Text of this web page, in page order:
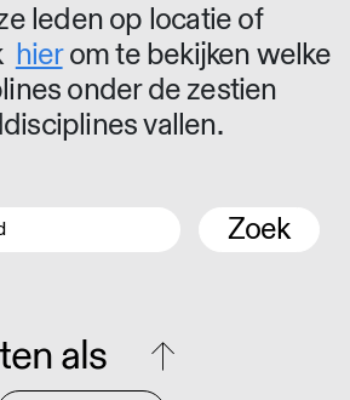
leden op locatie of
hierom te bekijken welke
onder de zestien
vallen.
Zoek
als